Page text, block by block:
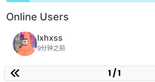
Online Users
lxhxss
9分钟之前
1 / 1